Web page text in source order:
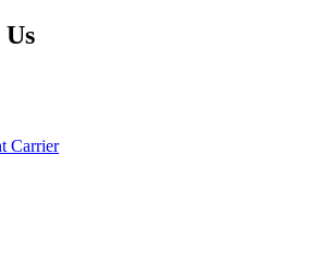
Carrier